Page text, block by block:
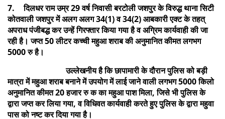
7.
दिलधर राम उम्र 29 वर्ष निवासी बरटोली जशपुर के विरुद्ध थाना सिटी
कोतवाली जशपुर में अलग अलग 34(1) व 34(2) आबकारी एक्ट के तहत्
अपराध पंजीबद्ध कर उन्हें गिरफ्तार किया गया है व अग्रिम कार्यवाही की जा
रही है। जप्त 50 लीटर कच्ची महुआ शराब की अनुमानित कीमत लगभग
5000 रु है।
उल्लेखनीय है कि छापामारी के दौरान पुलिस को बड़ी
मात्रा में महुआ शराब बनाने में उपयोग में लाई जाने वाली लगभग 5000 किलो
अनुमानित कीमत 20 हजार रु क का महुआ पाश मिला, जिसे भी पुलिस के
द्वारा जप्त कर लिया गया, व विधिवत कार्यवाही करते हुए पुलिस के द्वारा महुवा
पास को नष्ट कर दिया गया है।